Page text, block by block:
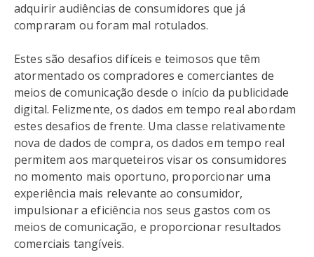
adquirir audiências de consumidores que já
compraram ou foram mal rotulados.
Estes são desafios difíceis e teimosos que têm
atormentado os compradores e comerciantes de
meios de comunicação desde o início da publicidade
digital. Felizmente, os dados em tempo real abordam
estes desafios de frente. Uma classe relativamente
nova de dados de compra, os dados em tempo real
permitem aos marqueteiros visar os consumidores
no momento mais oportuno, proporcionar uma
experiência mais relevante ao consumidor,
impulsionar a eficiência nos seus gastos com os
meios de comunicação, e proporcionar resultados
comerciais tangíveis.